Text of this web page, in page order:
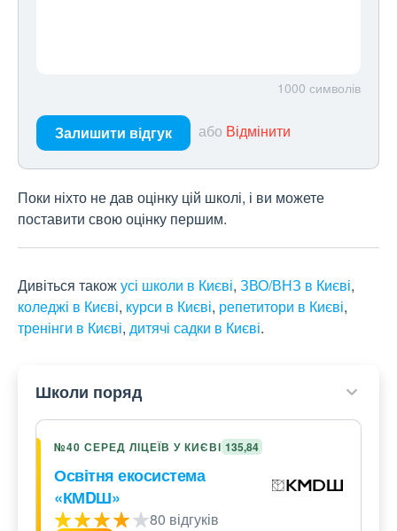
1000 символів
Залишити відгук або Відмінити
Поки ніхто не дав оцінку цій школі, і ви можете
поставити свою оцінку першим.
Дивіться такожусі школи в Києві, ЗВО/ВНЗ в Києві,
коледжі в Києві, курси в Києві, репетитори в Києві,
тренінги в Києві, дитячі садки в Києві.
Школи поряд
№40 СЕРЕД ЛІЦЕЇВ У КИЄВІ 135,84
Освітня екосистема
«КМDШ»
80 відгуків